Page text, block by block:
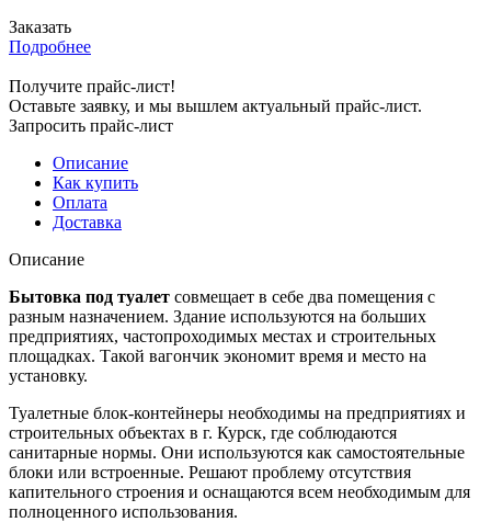
Заказать
Подробнее
Получите прайс-лист!
Оставьте заявку, и мы вышлем актуальный прайс-лист.
Запросить прайс-лист
Описание
Как купить
Оплата
Доставка
Описание
Бытовка под туалет совмещает в себе два помещения с
разным назначением. Здание используются на больших
предприятиях, частопроходимых местах и строительных
площадках. Такой вагончик экономит время и место на
установку.
Туалетные блок-контейнеры необходимы на предприятиях и
строительных объектах в г. Курск, где соблюдаются
санитарные нормы. Они используются как самостоятельные
блоки или встроенные. Решают проблему отсутствия
капительного строения и оснащаются всем необходимым для
полноценного использования.